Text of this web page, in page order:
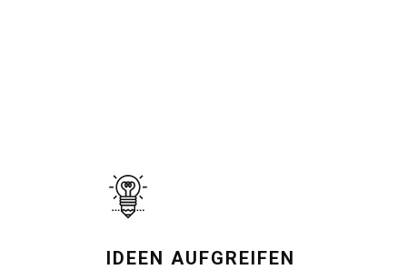
IDEEN AUFGREIFEN